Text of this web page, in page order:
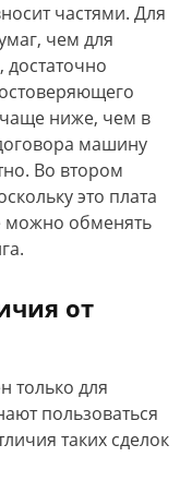
частями. Для
чем для
достаточно
ниже, чем в
машину
Во втором
это плата
можно обменять
от
только для
пользоваться
таких сделок